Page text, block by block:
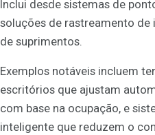
Inclui desde sistemas de
soluções de rastreamento
de suprimentos.
Exemplos notáveis incluem
escritórios que ajustam
com base na ocupação, e
inteligente que reduzem o